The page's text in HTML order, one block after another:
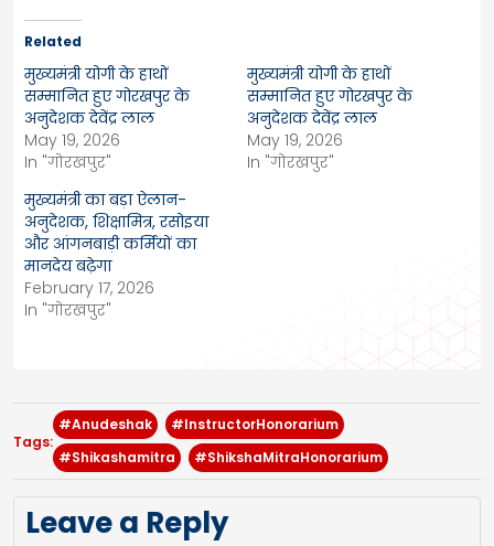
Related
मुख्यमंत्री योगी के हाथों
सम्मानित हुए गोरखपुर के
अनुदेशक देवेंद्र लाल
May 19, 2026
In "गोरखपुर"
मुख्यमंत्री योगी के हाथों
सम्मानित हुए गोरखपुर के
अनुदेशक देवेंद्र लाल
May 19, 2026
In "गोरखपुर"
मुख्यमंत्री का बड़ा ऐलान-
अनुदेशक, शिक्षामित्र, रसोइया
और आंगनबाड़ी कर्मियों का
मानदेय बढ़ेगा
February 17, 2026
In "गोरखपुर"
Tags:
#Anudeshak
#InstructorHonorarium
#Shikashamitra
#ShikshaMitraHonorarium
Leave a Reply